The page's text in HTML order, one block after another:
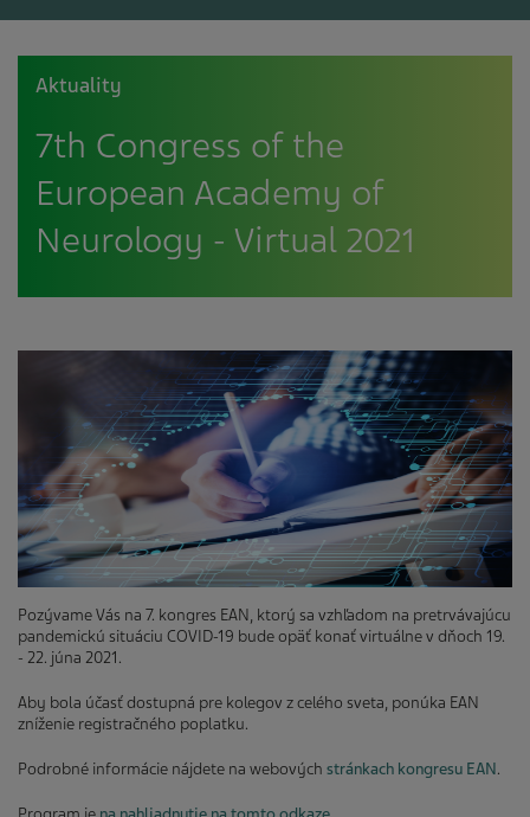
Aktuality
7th Congress of the
European Academy of
Neurology - Virtual 2021
Pozývame Vás na 7. kongres EAN, ktorý sa vzhľadom na pretrvávajúcu
pandemickú situáciu COVID-19 bude opäť konať virtuálne v dňoch 19.
- 22. júna 2021.
Aby bola účasť dostupná pre kolegov z celého sveta, ponúka EAN
zníženie registračného poplatku.
Podrobné informácie nájdete na webových stránkach kongresu EAN.